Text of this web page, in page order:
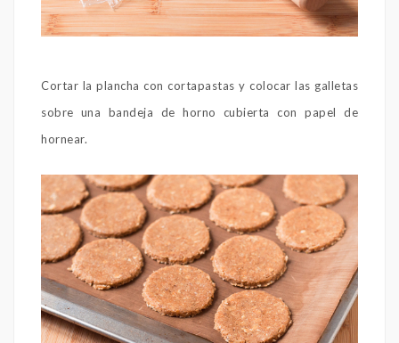
Cortar la plancha con cortapastas y colocar las galletas
sobre una bandeja de horno cubierta con papel de
hornear.